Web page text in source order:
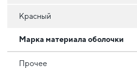
Красный
Марка материала оболочки
Прочее